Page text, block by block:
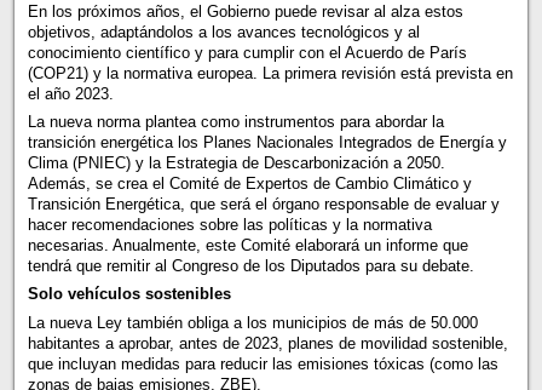
En los próximos años, el Gobierno puede revisar al alza estos
objetivos, adaptándolos a los avances tecnológicos y al
conocimiento científico y para cumplir con el Acuerdo de París
(COP21) y la normativa europea. La primera revisión está prevista en
el año 2023.
La nueva norma plantea como instrumentos para abordar la
transición energética los Planes Nacionales Integrados de Energía y
Clima (PNIEC) y la Estrategia de Descarbonización a 2050.
Además, se crea el Comité de Expertos de Cambio Climático y
Transición Energética, que será el órgano responsable de evaluar y
hacer recomendaciones sobre las políticas y la normativa
necesarias. Anualmente, este Comité elaborará un informe que
tendrá que remitir al Congreso de los Diputados para su debate.
Solo vehículos sostenibles
La nueva Ley también obliga a los municipios de más de 50.000
habitantes a aprobar, antes de 2023, planes de movilidad sostenible,
que incluyan medidas para reducir las emisiones tóxicas (como las
zonas de bajas emisiones, ZBE).